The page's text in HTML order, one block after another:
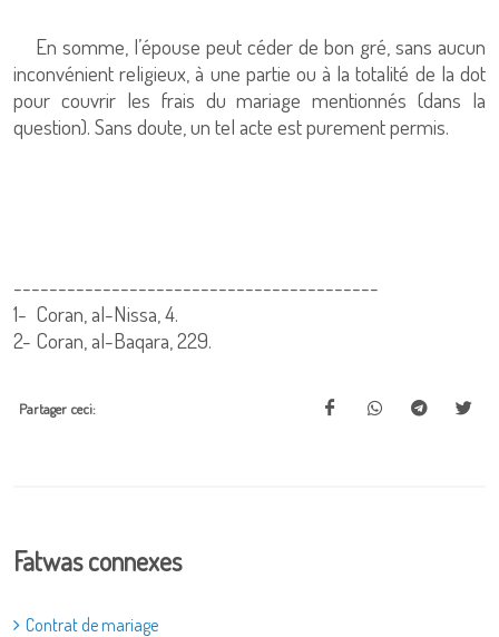
En somme, l’épouse peut céder de bon gré, sans aucun
inconvénient religieux, à une partie ou à la totalité de la dot
pour couvrir les frais du mariage mentionnés (dans la
question). Sans doute, un tel acte est purement permis.
-----------------------------------------
1- Coran, al-Nissa, 4.
2- Coran, al-Baqara, 229.
Partager ceci:
Fatwas connexes
Contrat de mariage